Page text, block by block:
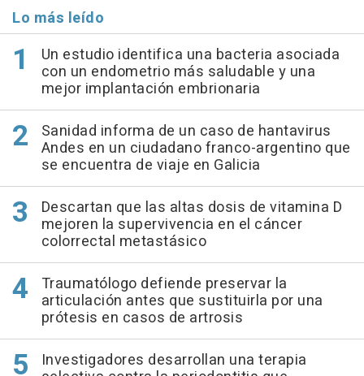
Lo más leído
Un estudio identifica una bacteria asociada
con un endometrio más saludable y una
mejor implantación embrionaria
Sanidad informa de un caso de hantavirus
Andes en un ciudadano franco-argentino que
se encuentra de viaje en Galicia
Descartan que las altas dosis de vitamina D
mejoren la supervivencia en el cáncer
colorrectal metastásico
Traumatólogo defiende preservar la
articulación antes que sustituirla por una
prótesis en casos de artrosis
Investigadores desarrollan una terapia